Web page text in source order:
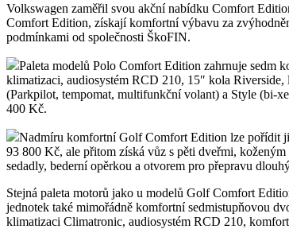
Volkswagen zaměřil svou akční nabídku Comfort
Comfort Edition, získají komfortní výbavu za
podmínkami od společnosti ŠkoFIN.
Paleta modelů Polo Comfort Edition zahrnuje sedm
klimatizaci, audiosystém RCD 210, 15″ kola
(Parkpilot, tempomat, multifunkční volant) a Style (bi-
400 Kč.
Nadmíru komfortní Golf Comfort Edition lze pořídit
93 800 Kč, ale přitom získá vůz s pěti dveřmi,
sedadly, bederní opěrkou a otvorem pro přepravu
Stejná paleta motorů jako u modelů Golf Comfort
jednotek také mimořádně komfortní sedmistupňovou
klimatizaci Climatronic, audiosystém RCD 210,